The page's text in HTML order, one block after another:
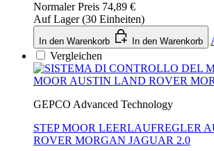
Normaler Preis 74,89 €
Auf Lager (30 Einheiten)
In den Warenkorb In den Warenkorb
Vergleichen
GEPCO Advanced Technology
STEP MOOR LEERLAUFREGLER
ROVER MORGAN JAGUAR 2.0